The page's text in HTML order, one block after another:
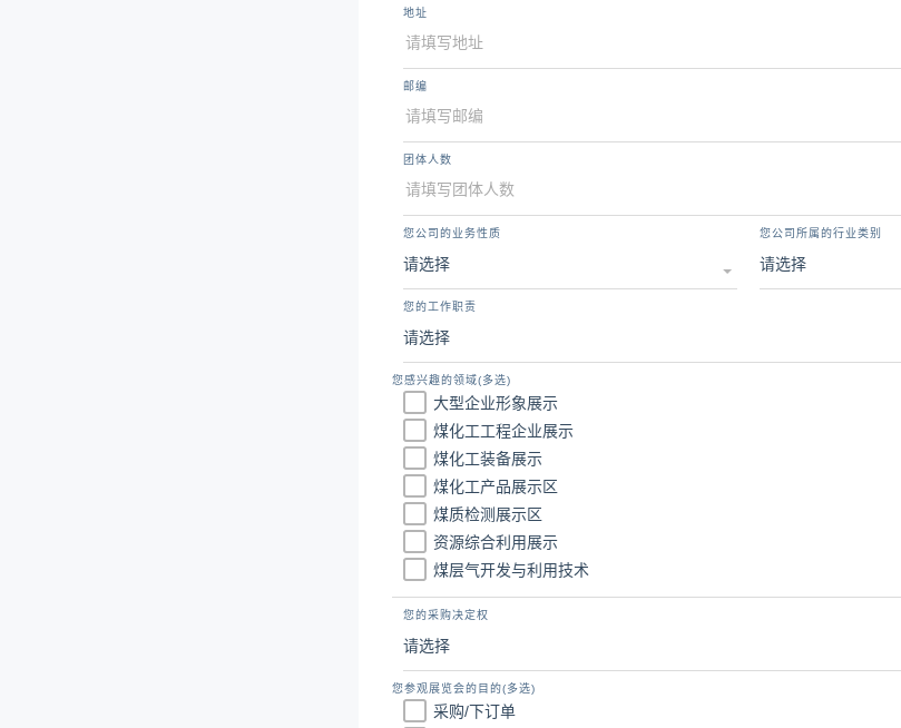
地址
邮编
团体人数
您公司的业务性质 您公司所属的行业类别
您的工作职责
您感兴趣的领域(多选)
大型企业形象展示
煤化工工程企业展示
煤化工装备展示
煤化工产品展示区
煤质检测展示区
资源综合利用展示
煤层气开发与利用技术
您的采购决定权
您参观展览会的目的(多选)
采购/下订单